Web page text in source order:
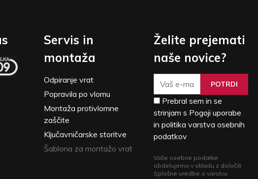
Servis in
montaža
Odpiranje vrat
Popravila po vlomu
Montaža protivlomne
zaščite
Ključavničarske storitve
Šablona za montažo vrat
Želite prejemati
naše novice?
POTRDI
Prebral sem in se
strinjam s Pogoji uporabe
in politika varstva osebnih
podatkov
Vaše osebne podatke
obdelujemo v skladu z določili
Splošne uredbe o varstvu